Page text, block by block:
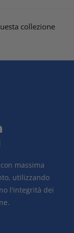
collezione
massima
utilizzando
l'integrità dei